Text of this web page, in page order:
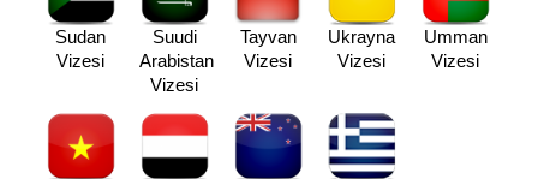
Sudan
Vizesi
Suudi
Arabistan
Vizesi
Tayvan
Vizesi
Ukrayna
Vizesi
Umman
Vizesi